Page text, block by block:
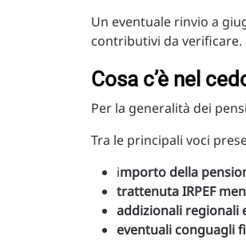
Un eventuale rinvio a
contributivi da verificare.
Cosa c’è nel
Per la generalità dei
Tra le principali voci
importo della
trattenuta IRPEF
addizionali regionali
eventuali conguagli